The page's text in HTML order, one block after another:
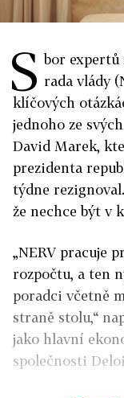
S bor expertů
rada vlády
klíčových
jednoho ze
David Marek,
prezidenta
týdne
že nechce být v
„NERV pracuje
rozpočtu, a ten
poradci včetně
straně stolu,“
jako hlavní
společnosti